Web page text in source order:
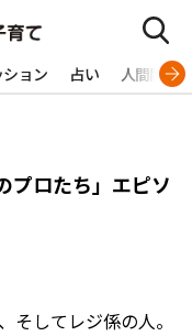
ション 占い 人間関係
プロたち」エピソ
そしてレジ係の人。